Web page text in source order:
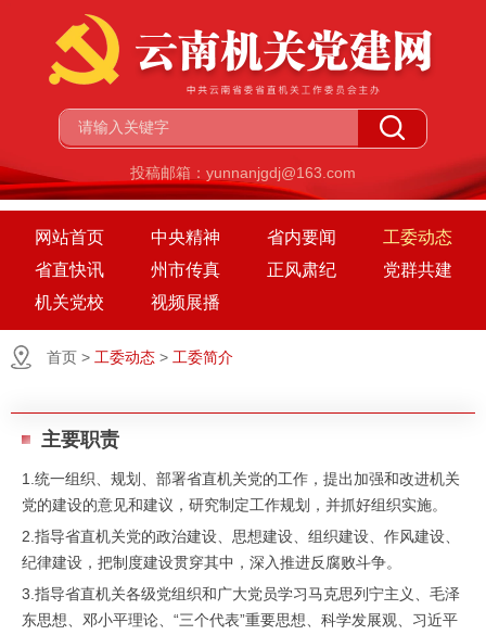
投稿邮箱：yunnanjgdj@163.com
网站首页 中央精神 省内要闻
工委动态
省直快讯
州市传真 正风肃纪
党群共建
机关党校
视频展播
首页 > 工委动态 > 工委简介
主要职责
1.统一组织、规划、部署省直机关党的工作，提出加强和改进机关
党的建设的意见和建议，研究制定工作规划，并抓好组织实施。
2.指导省直机关党的政治建设、思想建设、组织建设、作风建设、
纪律建设，把制度建设贯穿其中，深入推进反腐败斗争。
3.指导省直机关各级党组织和广大党员学习马克思列宁主义、毛泽
东思想、邓小平理论、“三个代表”重要思想、科学发展观、习近平